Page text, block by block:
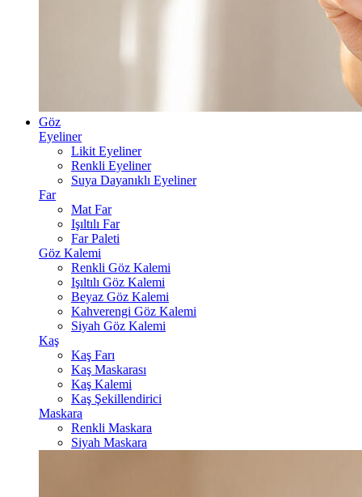
Göz
Eyeliner
Likit Eyeliner
Renkli Eyeliner
Suya Dayanıklı Eyeliner
Far
Mat Far
Işıltılı Far
Far Paleti
Göz Kalemi
Renkli Göz Kalemi
Işıltılı Göz Kalemi
Beyaz Göz Kalemi
Kahverengi Göz Kalemi
Siyah Göz Kalemi
Kaş
Kaş Farı
Kaş Maskarası
Kaş Kalemi
Kaş Şekillendirici
Maskara
Renkli Maskara
Siyah Maskara